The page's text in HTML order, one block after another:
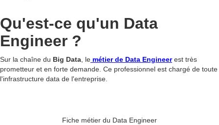
Qu'est-ce qu'un Data
Engineer ?
Sur la chaîne du Big Data , le métier de Data Engineerest très
prometteur et en forte demande. Ce professionnel est chargé de toute
l'infrastructure data de l'entreprise.
Fiche métier du Data Engineer